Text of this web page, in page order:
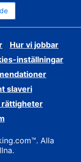
Hur vi jobbar
inställningar
slaveri
rättigheter
Alla